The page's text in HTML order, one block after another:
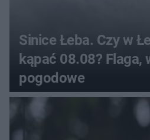
Sinice Łeba. Czy w
kąpać 08.08? Flaga,
pogodowe